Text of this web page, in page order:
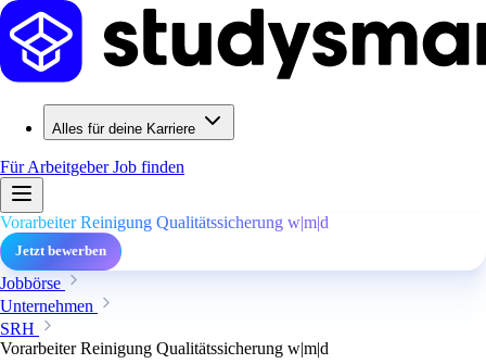
Alles für deine Karriere
Für ArbeitgeberJob finden
Vorarbeiter Reinigung Qualitätssicherung w|m|d
Jetzt bewerben
Jobbörse
Unternehmen
SRH
Vorarbeiter Reinigung Qualitätssicherung w|m|d